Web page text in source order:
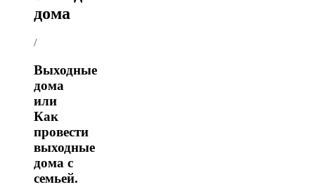
дома
/
Выходные
дома
или
Как
провести
выходные
дома с
семьей.